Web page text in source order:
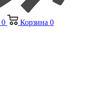
0 Корзина 0